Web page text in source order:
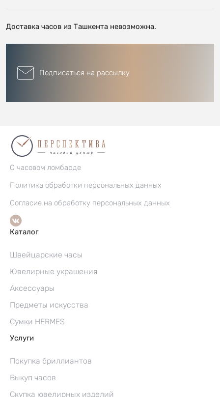
Доставка часов из Ташкента невозможна.
Подписаться на рассылку
О часовом ломбарде
Политика обработки персональных данных
Согласие на обработку персональных данных
Каталог
Швейцарские часы
Ювелирные украшения
Аксессуары
Предметы искусства
Сумки HERMES
Услуги
Покупка бриллиантов
Выкуп часов
Скупка ювелирных изделий